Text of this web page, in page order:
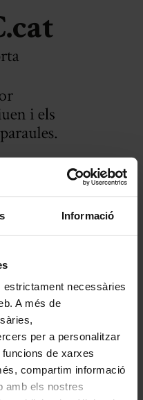
Informació
necessàries
A més de
per a personalitzar
de xarxes
compartim informació
amb els nostres
Els camps necessaris estan